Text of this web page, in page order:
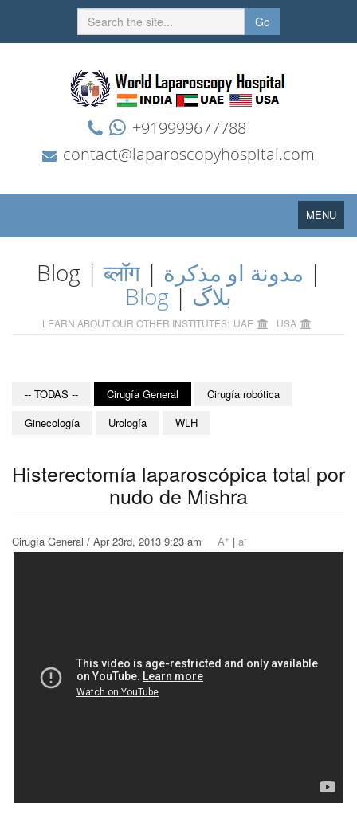
Go
+919999677788
contact@laparoscopyhospital.com
Toggle
navigation
MENU
Blog |ब्लॉग| مدونة او مذكرة |
Blog| بلاگ
LEARN ABOUT OUR OTHER INSTITUTES: UAE USA
-- TODAS -- Cirugía General
Cirugía robótica
Ginecología
Urología WLH
Histerectomía laparoscópica total por
nudo de Mishra
Cirugía General / Apr 23rd, 2013 9:23 am A+ | a-